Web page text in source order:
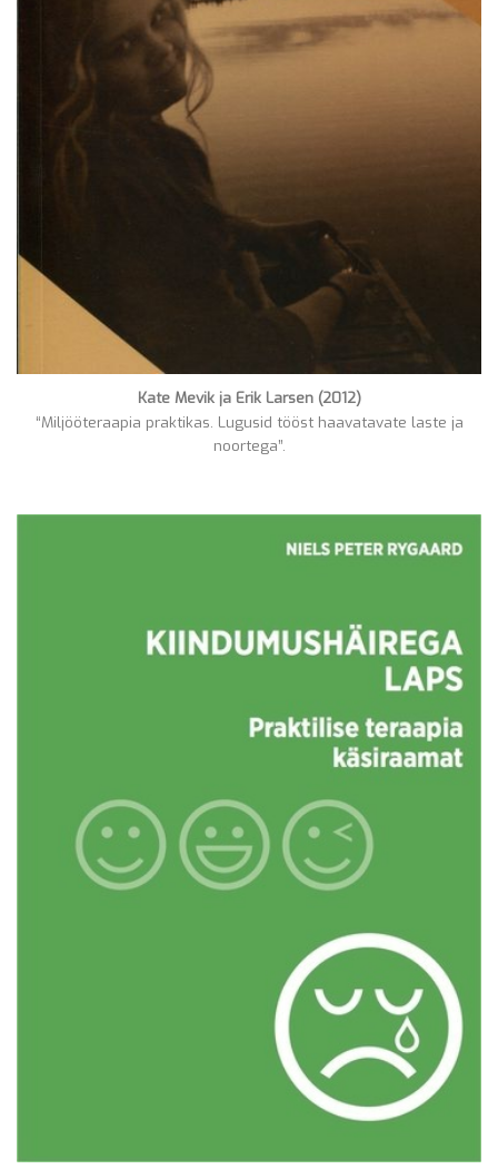
Kate Mevik ja Erik Larsen (2012)
“Miljööteraapia praktikas. Lugusid tööst haavatavate laste ja
noortega”.